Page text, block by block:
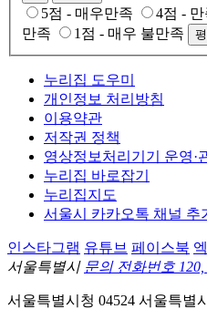
5점 - 매우만족 4점 - 만
만족
1점 - 매우 불만족
누리집 도우미
개인정보 처리방침
이용약관
저작권 정책
영상정보처리기기 운영·
누리집 바로잡기
누리집지도
서울시 카카오톡 채널 추
인스타그램 유튜브 페이스북
서울특별시 문의 전화번호
서울특별시청 04524 서울특별시